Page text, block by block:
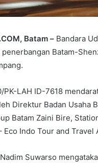
Batam – Bandara
Batam-
LAH ID-7618
Direktur Badan Usaha
Batam Zaini Bire,
Eco Indo Tour and Travel
Suwarso